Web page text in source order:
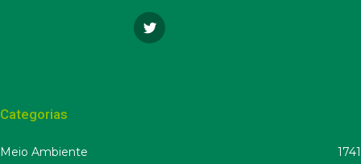
Categorias
Meio Ambiente
1741